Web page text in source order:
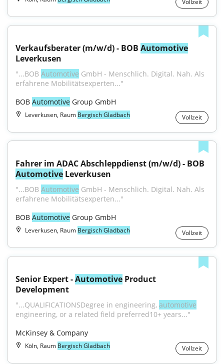
Vollzeit
Verkaufsberater (m/w/d) - BOB Automotive
Leverkusen
"...BOB Automotive GmbH - Menschlich. Digital. Nah. Als
erfahrene Mobilitätsexperten..."
BOB Automotive Group GmbH
Leverkusen, Raum Bergisch Gladbach Vollzeit
Automotive Leverkusen
"...BOB Automotive GmbH - Menschlich. Digital. Nah. Als
erfahrene Mobilitätsexperten..."
BOB Automotive Group GmbH
Leverkusen, Raum Bergisch Gladbach Vollzeit
Senior Expert - Automotive Product
Development
"...QUALIFICATIONSDegree in engineering, automotive
engineering, or a related field preferred10+ years..."
McKinsey & Company
Köln, Raum Bergisch Gladbach Vollzeit